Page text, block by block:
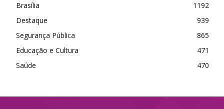
Brasília
1192
Destaque
939
Segurança Pública
865
Educação e Cultura
471
Saúde
470